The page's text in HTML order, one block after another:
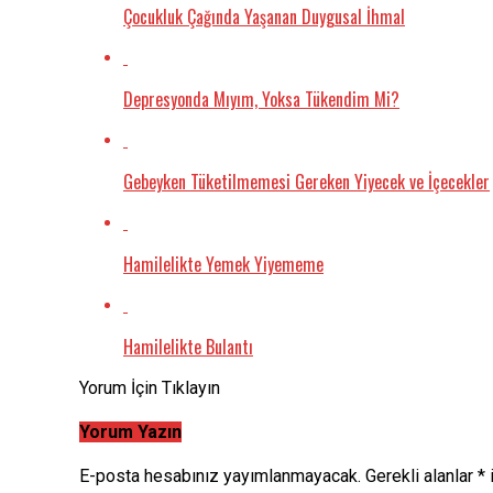
Çocukluk Çağında Yaşanan Duygusal İhmal
Depresyonda Mıyım, Yoksa Tükendim Mi?
Gebeyken Tüketilmemesi Gereken Yiyecek ve İçecekler
Hamilelikte Yemek Yiyememe
Hamilelikte Bulantı
Yorum İçin Tıklayın
Yorum Yazın
E-posta hesabınız yayımlanmayacak. Gerekli alanlar *